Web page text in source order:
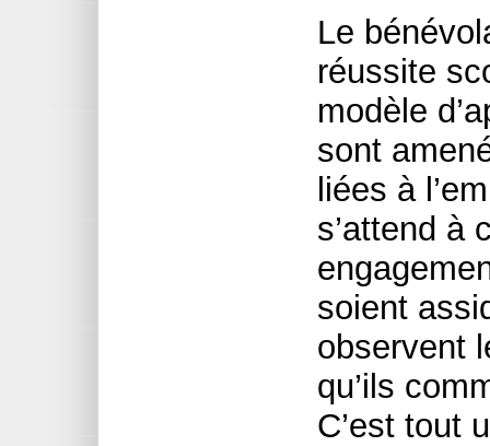
Le
réussite
modèle
sont
liées à
s’attend à
soient
observent
qu’ils
C’est tout